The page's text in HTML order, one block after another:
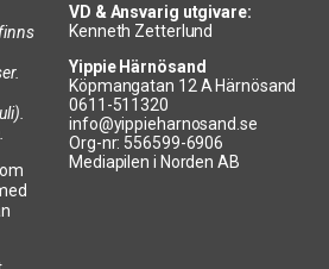
VD & Ansvarig utgivare:
Kenneth Zetterlund
Yippie Härnösand
Köpmangatan 12 A Härnösand
0611-511320
info@yippieharnosand.se
Org-nr: 556599-6906
Mediapilen i Norden AB